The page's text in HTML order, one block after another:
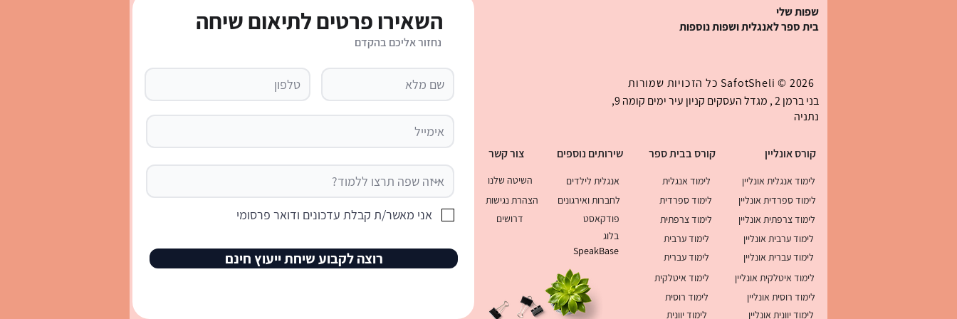
ודף עבודה
הסבר ודף עבודה אינטראקטיבי
המדריך המעשי לישראלים ב-2026
השאירו פרטים לתיאום שיחה
נחזור אליכם בהקדם
אני מאשר/ת קבלת עדכונים ודואר פרסומי
רוצה לקבוע שיחת ייעוץ חינם
שפות שלי
בית ספר לאנגלית ושפות נוספות
2026 ©
SafotSheliכל הזכויות שמורות
בני ברמן 2 , מגדל העסקים קניון עיר ימים קומה 9,
נתניה
קורס אונליין קורס בבית ספר שירותים נוספים צור קשר
לימוד אנגלית אונליין לימוד אנגלית אנגלית לילדים
השיטה שלנו
לימוד ספרדית אונליין
לימוד ספרדית לחברות ואירגונים
הצהרת נגישות
לימוד צרפתית
לימוד צרפתית אונליין פודקאסט
דרושים
לימוד ערבית אונליין
לימוד ערבית
בלוג
לימוד עברית אונליין
לימוד עברית SpeakBase
לימוד איטלקית אונליין
לימוד איטלקית
לימוד רוסית אונליין
לימוד רוסית
לימוד יוונית אונליין
לימוד יוונית